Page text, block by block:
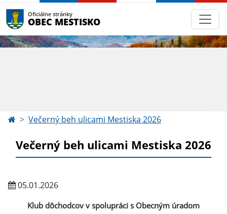
Oficiálne stránky
OBEC MESTISKO
Večerný beh ulicami Mestiska 2026
Večerný beh ulicami Mestiska 2026
05.01.2026
Klub dôchodcov v spolupráci s Obecným úradom